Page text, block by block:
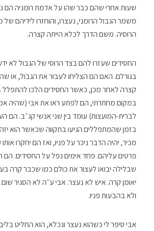
שעות אחרי שהם כבר שהו על אדמת רומניה הם
משמר הגבול הרומני, נעצרו, והוחזרו לידיהם
הרוסיה. משם הדרך לכלא הייתה קצרה.
החסידים שעזרו להם בצד הרוסי של הגבול לא
בגורלם. האם הם הצליחו לעבור את הגבול, או
קצרה לאחר מכן, כאשר החסידים הלכו
במקום מחתרתי, הם לפתע ראו את אבי (שהיה
לברית-המועצות) עומד בין שני אנשי קג״ב. הם
בזמן שהמתפללים הגיעו בתקווה שכאשר הוא
מכיר, יהיה הדבר ניכר על פניו, ואז הם יחקרו
פרטים עליהם. פחד אימים נפל על החסידים. הם
שבלילה יבואו לעצור את כולם כמו שכבר קרה
יאומן קרה. איש לא נעצר. אבי ע״ה לא הסגיר
ולא בהבעות פניו.
אבי סיפר לי כשהוא נעצר ונכלא, הוא החליט